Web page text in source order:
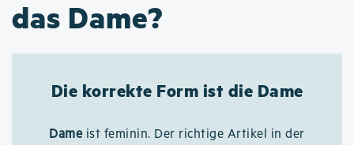
das Dame?
Die korrekte Form ist die Dame
Dameist feminin. Der richtige Artikel in der